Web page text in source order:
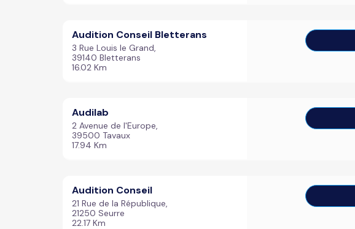
Audition Conseil Bletterans
3 Rue Louis le Grand,
39140 Bletterans
16.02 Km
Audilab
2 Avenue de l'Europe,
39500 Tavaux
17.94 Km
Audition Conseil
21 Rue de la République,
21250 Seurre
22.17 Km